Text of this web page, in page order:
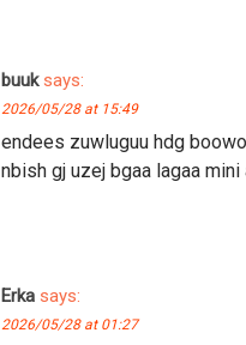
buuk says:
2026/05/28 at 15:49
endees zuwluguu hdg
nbish gj uzej bgaa lagaa mini
Erka says:
2026/05/28 at 01:27